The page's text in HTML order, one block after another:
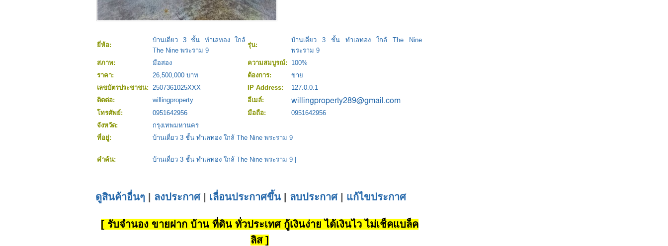
ยี่ห้อ:
บ้านเดี่ยว 3 ชั้น ทำเลทอง ใกล้
The Nine พระราม 9
รุ่น:
บ้านเดี่ยว 3 ชั้น ทำเลทอง ใกล้ The Nine
พระราม 9
สภาพ:
มือสอง ความสมบูรณ์:
100%
ราคา:
26,500,000 บาท ต้องการ:
ขาย
เลขบัตรประชาชน: 2507361025XXX IP Address:
127.0.0.1
ติดต่อ:
willingproperty
อีเมล์:
โทรศัพย์:
0951642956 มือถือ:
0951642956
จังหวัด:
กรุงเทพมหานคร
ที่อยู่:
บ้านเดี่ยว 3 ชั้น ทำเลทอง ใกล้ The Nine พระราม 9
คำค้น: บ้านเดี่ยว 3 ชั้น ทำเลทอง ใกล้ The Nine พระราม 9
ดูสินค้าอื่นๆ ลงประกาศ| เลื่อนประกาศขึ้น ลบประกาศ| แก้ไขประกาศ
[ รับจำนอง ขายฝาก บ้าน ที่ดิน ทั่วประเทศ กู้เงินง่าย ได้เงินไว ไม่เช็คแบล็ค
ลิส ]